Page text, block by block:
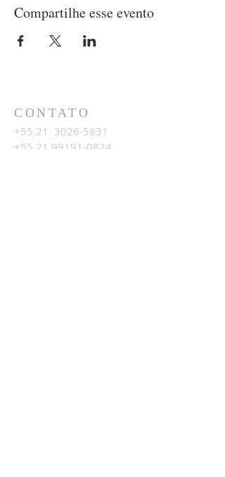
Compartilhe esse evento
CONTATO
+55 21 3026-5831
+55 21 99191-0824